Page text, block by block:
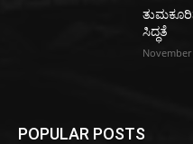
ಸಿದ್ಧತೆ
November
POPULAR POSTS